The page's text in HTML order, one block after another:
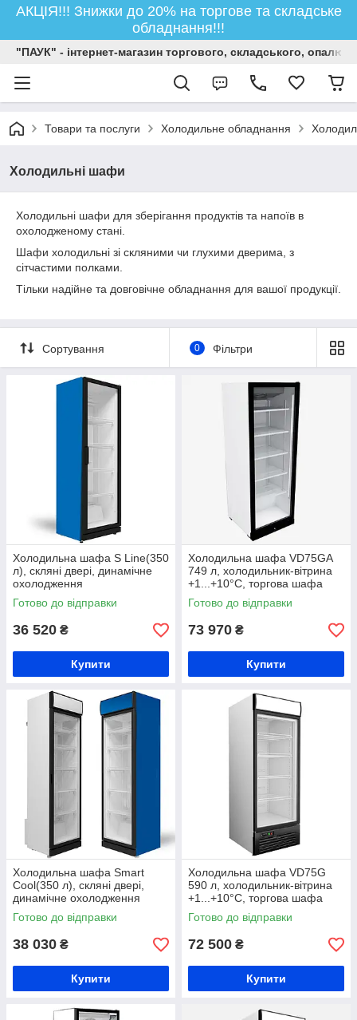
АКЦІЯ!!! Знижки до 20% на торгове та складське
обладнання!!!
"ПАУК" - інтернет-магазин торгового, складського,
Товари та послуги Холодильне обладнання
Холодильні шафи
Холодильні шафи для зберігання продуктів та напоїв в
охолодженому стані.
Шафи холодильні зі скляними чи глухими дверима, з
сітчастими полками.
Тільки надійне та довговічне обладнання для вашої продукції.
Сортування 0 Фільтри
Холодильна шафа S Line(350
л), скляні двері, динамічне
охолодження
Готово до відправки
36 520 ₴
Купити
Холодильна шафа VD75GА
749 л, холодильник-вітрина
+1...+10°C, торгова шафа
охолоджуюча, шафа для
напоїв, шафа для продуктів
Готово до відправки
73 970 ₴
Купити
Холодильна шафа Smart
Cool(350 л), скляні двері,
динамічне охолодження
Готово до відправки
38 030 ₴
Купити
Холодильна шафа VD75G
590 л, холодильник-вітрина
+1...+10°C, торгова шафа
охолоджуюча, шафа для
кондитерських виробів, шафа
Готово до відправки
72 500 ₴
Купити